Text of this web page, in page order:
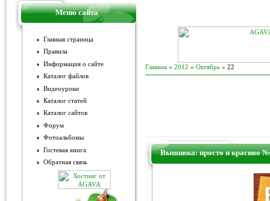
Меню сайта
Главная страница
Правила
Информация о сайте
Каталог файлов
Видеоуроки
Каталог статей
Каталог сайтов
Форум
Фотоальбомы
Гостевая книга
Обратная связь
Главная » 2012 » Октябрь » 22
Вышивка: просто и красиво